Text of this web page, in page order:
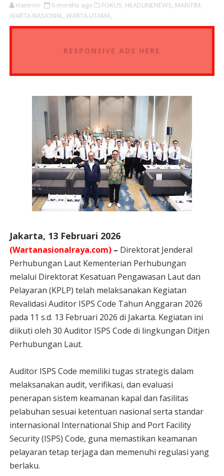
Hamron 6 months ago FOKUS, HEADLINENEWS, MARITIM,
WARTA NASIONAL, WARTA UTAMA,
RESPONSIVE ADS HERE
Jakarta, 13 Februari 2026
(Wartanasionalraya.com)– Direktorat Jenderal
Perhubungan Laut Kementerian Perhubungan
melalui Direktorat Kesatuan Pengawasan Laut dan
Pelayaran (KPLP) telah melaksanakan Kegiatan
Revalidasi Auditor ISPS Code Tahun Anggaran 2026
pada 11 s.d. 13 Februari 2026 di Jakarta. Kegiatan ini
diikuti oleh 30 Auditor ISPS Code di lingkungan Ditjen
Perhubungan Laut.
Auditor ISPS Code memiliki tugas strategis dalam
melaksanakan audit, verifikasi, dan evaluasi
penerapan sistem keamanan kapal dan fasilitas
pelabuhan sesuai ketentuan nasional serta standar
internasional International Ship and Port Facility
Security (ISPS) Code, guna memastikan keamanan
pelayaran tetap terjaga dan memenuhi regulasi yang
berlaku.